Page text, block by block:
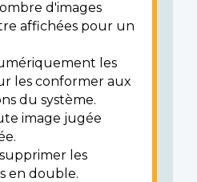
d'images
affichées pour un
les
les conformer aux
du système.
image jugée
les
en double.